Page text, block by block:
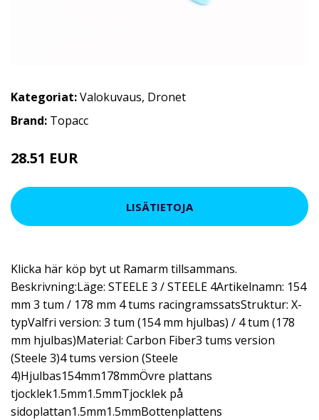
Kategoriat:Valokuvaus, Dronet
Brand: Topacc
28.51 EUR
LISÄTIETOJA
Klicka här köp byt ut Ramarm tillsammans.
Beskrivning:Läge: STEELE 3 / STEELE 4Artikelnamn: 154
mm 3 tum / 178 mm 4 tums racingramssatsStruktur: X-
typValfri version: 3 tum (154 mm hjulbas) / 4 tum (178
mm hjulbas)Material: Carbon Fiber3 tums version
(Steele 3)4 tums version (Steele
4)Hjulbas154mm178mmÖvre plattans
tjocklek1.5mm1.5mmTjocklek på
sidoplattan1.5mm1.5mmBottenplattens